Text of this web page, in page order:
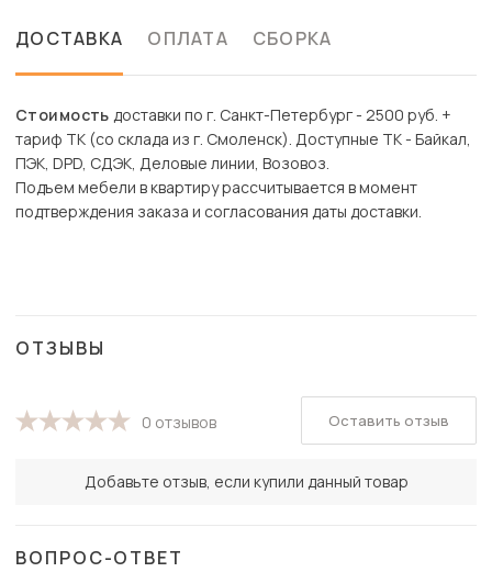
ДОСТАВКА ОПЛАТА СБОРКА
Стоимость доставки по г. Санкт-Петербург - 2500 руб. +
тариф ТК (со склада из г. Смоленск). Доступные ТК - Байкал,
ПЭК, DPD, СДЭК, Деловые линии, Возовоз.
Подъем мебели в квартиру рассчитывается в момент
подтверждения заказа и согласования даты доставки.
ОТЗЫВЫ
0 отзывов
Добавьте отзыв, если купили данный товар
Оставить отзыв
ВОПРОС-ОТВЕТ